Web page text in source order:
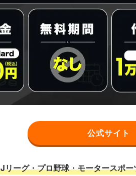
公式サイト
Jリーグ・プロ野球・モータースポ